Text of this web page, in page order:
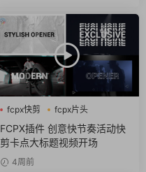
fcpx快剪
fcpx片头
fcpx视频开场
FCPX插件 创意快节奏活动快
剪卡点大标题视频开场
4周前